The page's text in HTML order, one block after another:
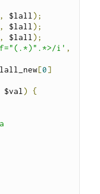
, $lall);
, $lall);
, $lall);
i' ,
[0]
$val)
{